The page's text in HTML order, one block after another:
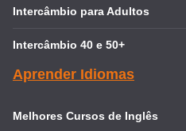
Intercâmbio para Adultos
Intercâmbio 40 e 50+
Aprender Idiomas
Melhores Cursos de Inglês